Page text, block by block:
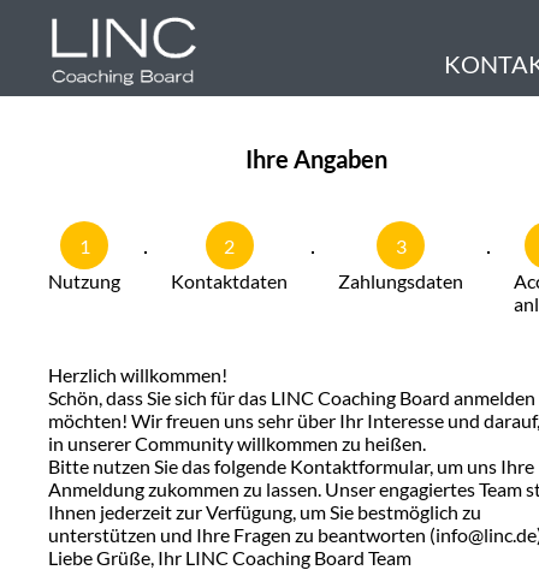
Ihre Angaben
1
Nutzung
2
Kontaktdaten
3
Zahlungsdaten
Herzlich willkommen!
Schön, dass Sie sich für das LINC Coaching Board anmelden
möchten! Wir freuen uns sehr über Ihr Interesse und
in unserer Community willkommen zu heißen.
Bitte nutzen Sie das folgende Kontaktformular, um uns Ihre
Anmeldung zukommen zu lassen. Unser engagiertes Team
Ihnen jederzeit zur Verfügung, um Sie bestmöglich zu
unterstützen und Ihre Fragen zu beantworten
Liebe Grüße, Ihr LINC Coaching Board Team